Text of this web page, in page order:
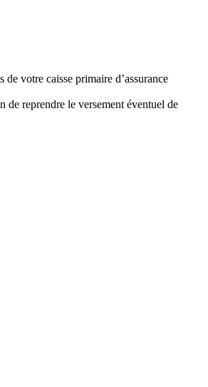
votre caisse primaire d’assurance
de reprendre le versement éventuel de